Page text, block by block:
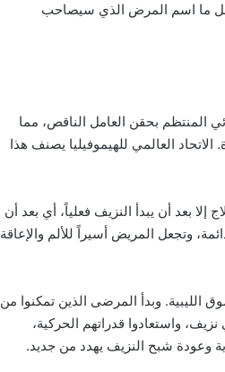
ما اسم المرض الذي سيصاحب
المنتظم بحقن العامل الناقص، مما
العالمي للهيموفيليا يصنف هذا
بعد أن يبدأ النزيف فعلياً، أي بعد أن
وتجعل المريض أسيراً للألم والإعاقة
الليبية. وبدأ المرضى الذين تمكنوا من
واستعادوا قدراتهم الحركية،
وعودة شبح النزيف يهدد من جديد.